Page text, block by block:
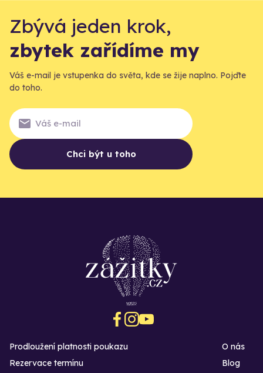
Zbývá jeden krok,
zbytek zařídíme my
Váš e-mail je vstupenka do světa, kde se žije naplno. Pojďte
do toho.
Chci být u toho
Prodloužení platnosti poukazu
Rezervace termínu
O nás
Blog